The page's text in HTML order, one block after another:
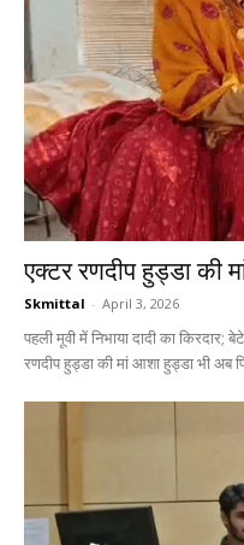
एक्टर रणदीप हुड्डा की
Skmittal - April 3, 2026
पहली मूवी में निभाया दादी का किरदार;
रणदीप हुड्डा की मां आशा हुड्डा भी अब